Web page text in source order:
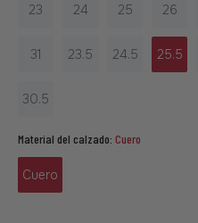
23 24 25 26
31 23.5 24.5 25.5
30.5
Material del calzado: Cuero
Cuero